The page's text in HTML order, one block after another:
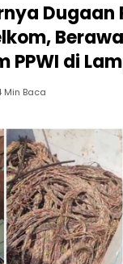
Dugaan
PPWI di
Min Baca